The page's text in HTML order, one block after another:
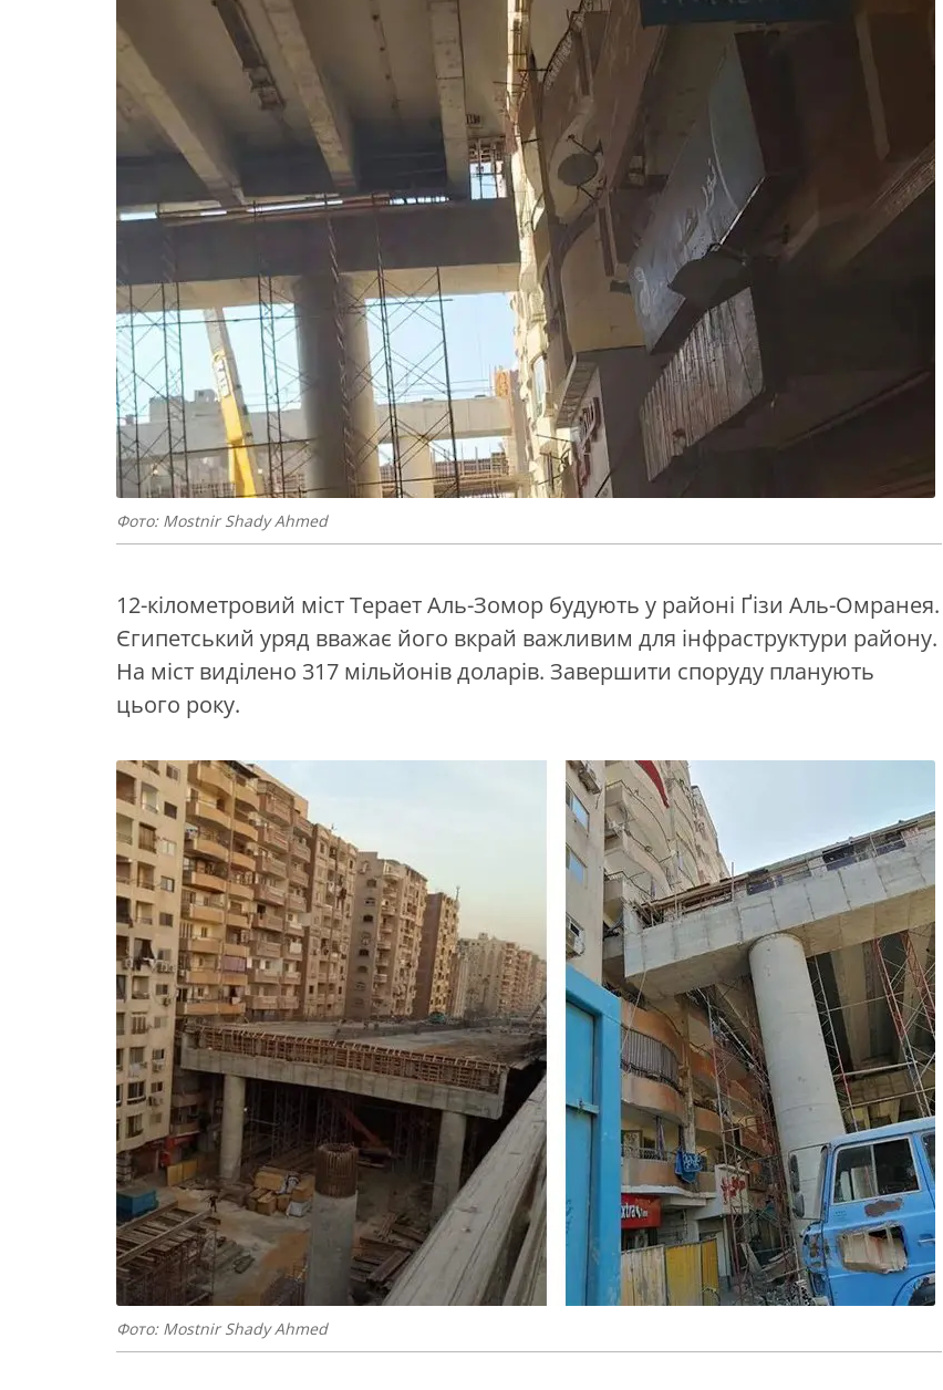
Фото: Mostnir Shady Ahmed
12-кілометровий міст Терает Аль-Зомор будують у районі Ґізи Аль-Омранея.
Єгипетський уряд вважає його вкрай важливим для інфраструктури району.
На міст виділено 317 мільйонів доларів. Завершити споруду планують
цього року.
Фото: Mostnir Shady Ahmed